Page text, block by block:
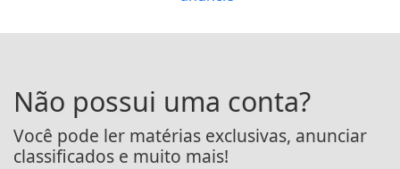
Não possui uma conta?
Você pode ler matérias exclusivas, anunciar
classificados e muito mais!